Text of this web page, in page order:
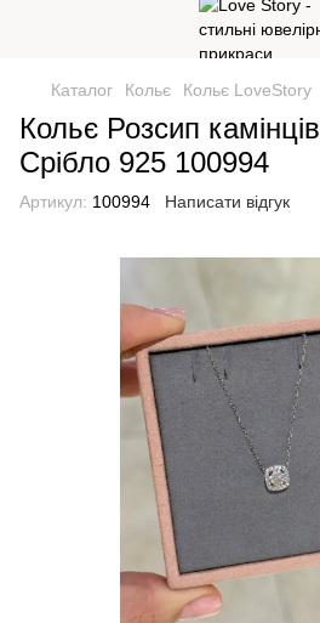
Каталог Кольє Кольє LoveStory
Кольє Розсип
Срібло 925 100994
Артикул: 100994 Написати відгук